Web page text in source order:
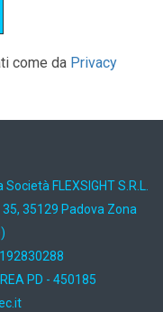
come da Privacy
FLEXSIGHT S.R.L.
35129 Padova Zona
PD - 450185